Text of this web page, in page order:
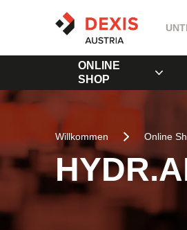
ONLINE
SHOP
Willkommen Online